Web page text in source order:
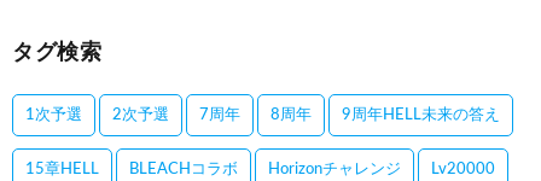
タグ検索
1次予選 2次予選 7周年 8周年 9周年HELL未来の答え
15章HELL BLEACHコラボ Horizonチャレンジ Lv20000